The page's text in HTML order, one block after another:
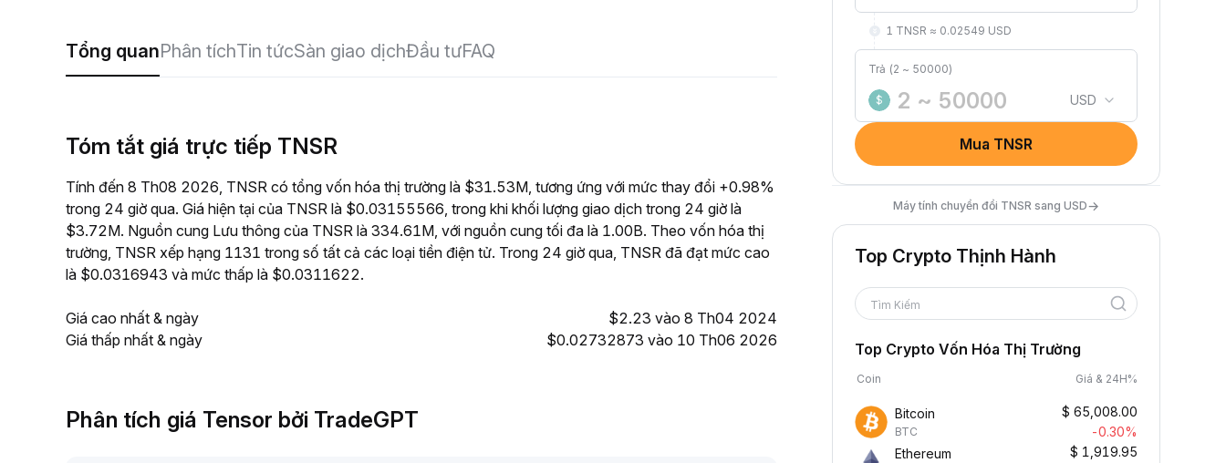
Tổng quanPhân tíchTin tứcSàn giao dịchĐầu tưFAQ
Tóm tắt giá trực tiếp TNSR
Tính đến 8 Th08 2026, TNSR có tổng vốn hóa thị trường là $31.53M, tương ứng với mức thay đổi +0.98%
trong 24 giờ qua. Giá hiện tại của TNSR là $0.03155566, trong khi khối lượng giao dịch trong 24 giờ là
$3.72M. Nguồn cung Lưu thông của TNSR là 334.61M, với nguồn cung tối đa là 1.00B. Theo vốn hóa thị
trường, TNSR xếp hạng 1131 trong số tất cả các loại tiền điện tử. Trong 24 giờ qua, TNSR đã đạt mức cao
là $0.0316943 và mức thấp là $0.0311622.
Giá cao nhất & ngày
$2.23 vào 8 Th04 2024
Giá thấp nhất & ngày
$0.02732873 vào 10 Th06 2026
Phân tích giá Tensor bởi TradeGPT
1 TNSR ≈ 0.02549 USD
Trả (2 ~ 50000)
$ USD
Mua TNSR
Máy tính chuyển đổi TNSR sang USD→
Top Crypto Thịnh Hành
Tìm Kiếm
Top Crypto Vốn Hóa Thị Trường
Coin Giá & 24H%
Bitcoin
BTC
$ 65,008.00
-0.30%
Ethereum
$ 1,919.95